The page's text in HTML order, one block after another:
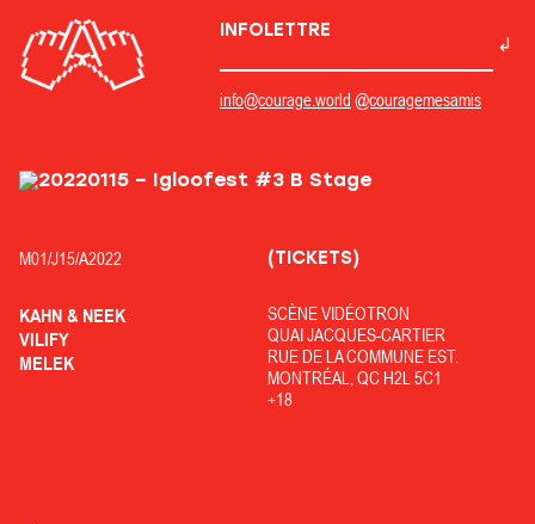
INFOLETTRE
info@courage.world @couragemesamis
M01/J15/A2022
KAHN & NEEK
VILIFY
MELEK
SCÈNE VIDÉOTRON
QUAI JACQUES-CARTIER
RUE DE LA COMMUNE EST.
MONTRÉAL, QC H2L 5C1
+18
(TICKETS)